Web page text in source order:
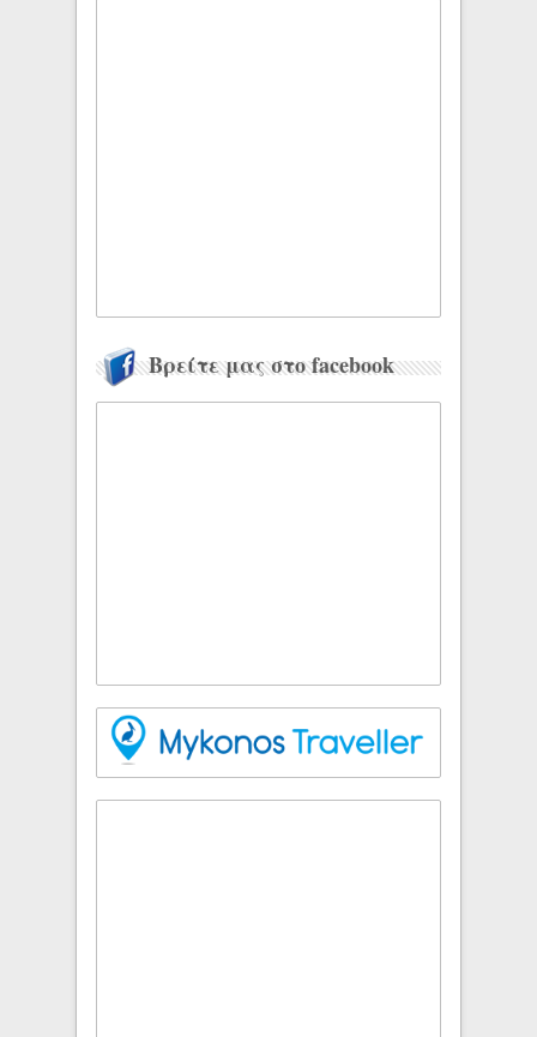
Βρείτε μας στο facebook